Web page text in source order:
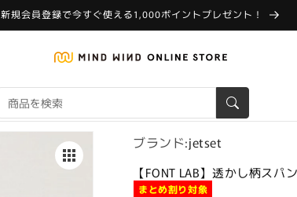
新規会員登録で今すぐ使える1,000ポイントプレゼント！
ブランド:jetset
【FONT LAB】透かし柄スパ
まとめ割り対象